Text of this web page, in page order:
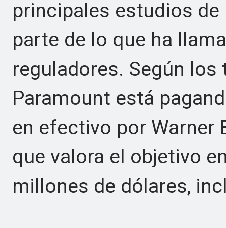
principales estudios de
parte de lo que ha
reguladores. Según
Paramount está
en efectivo por Warner
que valora el objetivo
millones de dólares,